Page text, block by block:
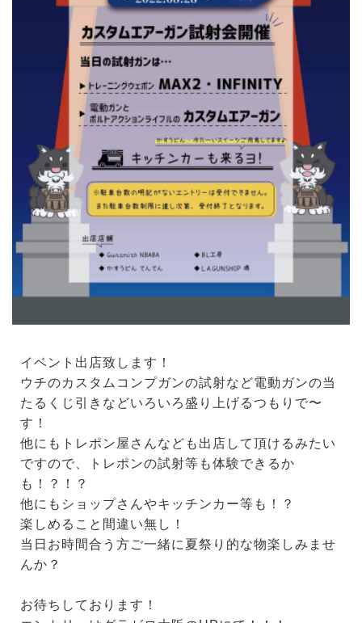
イベント出店致します！
ウチのカスタムコンプガンの試射など電動ガンの当
たるくじ引きなどいろいろ盛り上げるつもりで〜
す！
他にもトレポン屋さんなども出店して頂けるみたい
ですので、トレポンの試射等も体験できるか
も！？！？
他にもショップさんやキッチンカー等も！？
楽しめること間違い無し！
当日お時間合う方ご一緒に夏祭り的な物楽しみませ
んか？
お待ちしております！